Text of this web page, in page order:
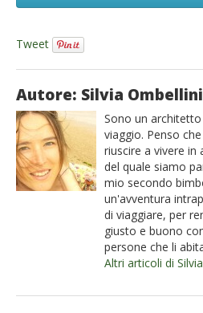
Tweet
Autore: Silvia Ombellini
Sono un
viaggio. Penso
riuscire a vivere in
del quale siamo
mio secondo
un'avventura
di viaggiare, per
giusto e buono
persone che li
Altri articoli di